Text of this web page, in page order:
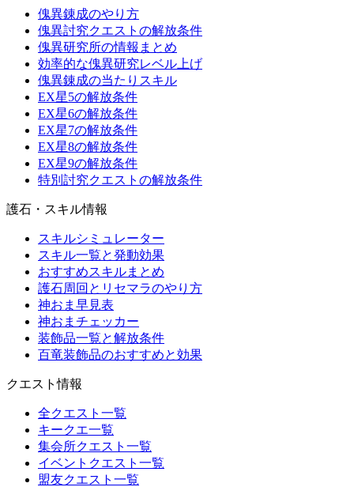
傀異錬成のやり方
傀異討究クエストの解放条件
傀異研究所の情報まとめ
効率的な傀異研究レベル上げ
傀異錬成の当たりスキル
EX星5の解放条件
EX星6の解放条件
EX星7の解放条件
EX星8の解放条件
EX星9の解放条件
特別討究クエストの解放条件
護石・スキル情報
スキルシミュレーター
スキル一覧と発動効果
おすすめスキルまとめ
護石周回とリセマラのやり方
神おま早見表
神おまチェッカー
装飾品一覧と解放条件
百竜装飾品のおすすめと効果
クエスト情報
全クエスト一覧
キークエ一覧
集会所クエスト一覧
イベントクエスト一覧
盟友クエスト一覧